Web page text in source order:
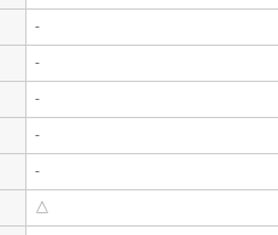
-
-
-
-
-
△